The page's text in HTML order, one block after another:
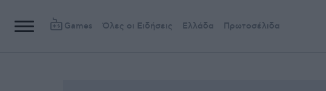
Games Όλες οι Ειδήσεις Ελλάδα Πρωτοσέλιδα